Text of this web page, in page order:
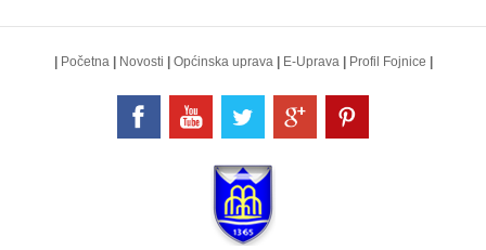
Početna Novosti Općinska uprava E-Uprava Profil Fojnice